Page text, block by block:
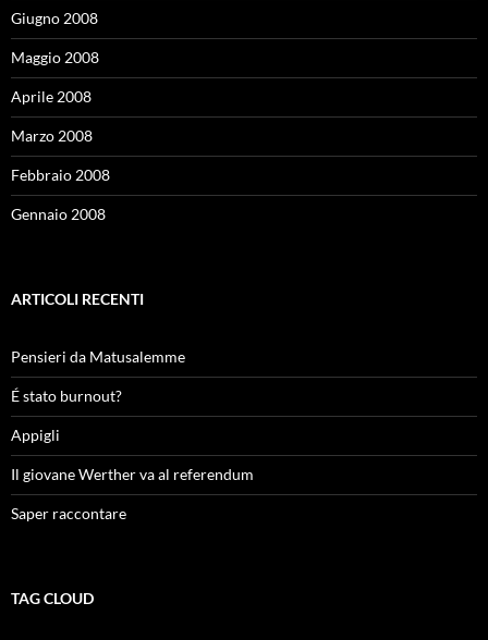
Giugno 2008
Maggio 2008
Aprile 2008
Marzo 2008
Febbraio 2008
Gennaio 2008
ARTICOLI RECENTI
Pensieri da Matusalemme
É stato burnout?
Appigli
Il giovane Werther va al referendum
Saper raccontare
TAG CLOUD